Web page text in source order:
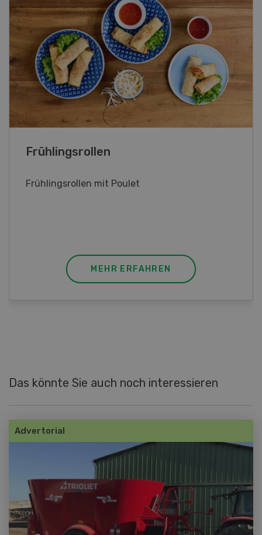
Poulet mit Spinat-Dörrtomaten-
MEHR ERFAHREN
Das könnte Sie auch noch interessieren
Advertorial